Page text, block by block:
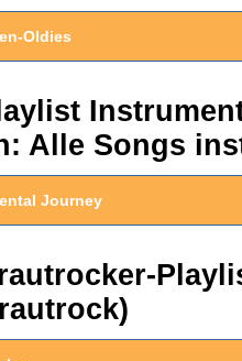
Oldies
Alle Songs
Journey